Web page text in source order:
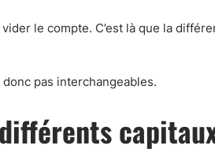
le compte. C’est là que la
pas interchangeables.